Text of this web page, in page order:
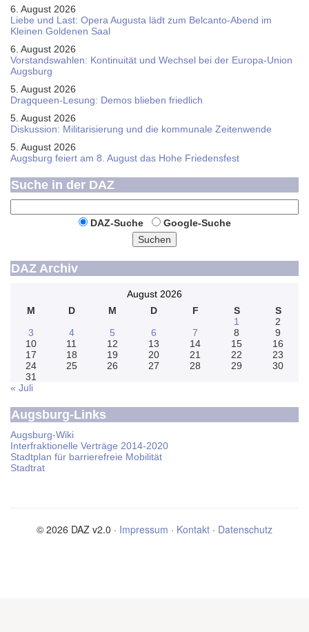
6. August 2026
Liebe und Last: Opera Augusta lädt zum Belcanto-Abend im
Kleinen Goldenen Saal
6. August 2026
Vorstandswahlen: Kontinuität und Wechsel bei der Europa-Union
Augsburg
5. August 2026
Dragqueen-Lesung: Demos blieben friedlich
5. August 2026
Diskussion: Mi­li­ta­ri­sie­rung und die kommunale Zeitenwende
5. August 2026
Augsburg feiert am 8. August das Hohe Friedensfest
Suche in der DAZ
DAZ-Suche
Google-Suche
Suchen
DAZ Archiv
August 2026
M
D M D F S
S
1
2
3
4 5 6 7 8
9
10
11 12 13 14 15
16
17
18 19 20 21 22
23
24
25 26 27 28 29
30
31
« Juli
Augsburg-Links
Augsburg-Wiki
Interfraktionelle Verträge 2014-2020
Stadtplan für barrierefreie Mobilität
Stadtrat
© 2026 DAZ v2.0 · Impressum · Kontakt · Datenschutz